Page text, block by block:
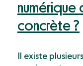
numérique
concrète ?
Il existe